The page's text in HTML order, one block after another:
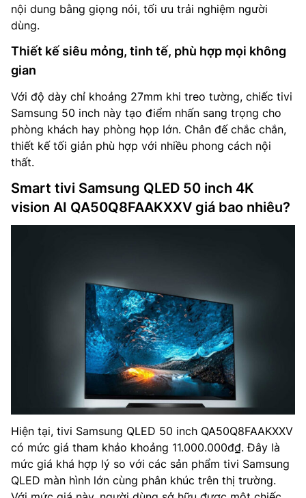
nội dung bằng giọng nói, tối ưu trải nghiệm người
dùng.
Thiết kế siêu mỏng, tinh tế, phù hợp mọi không
gian
Với độ dày chỉ khoảng 27mm khi treo tường, chiếc tivi
Samsung 50 inch này tạo điểm nhấn sang trọng cho
phòng khách hay phòng họp lớn. Chân đế chắc chắn,
thiết kế tối giản phù hợp với nhiều phong cách nội
thất.
Smart tivi Samsung QLED 50 inch 4K
vision AI QA50Q8FAAKXXV giá bao nhiêu?
Hiện tại, tivi Samsung QLED 50 inch QA50Q8FAAKXXV
có mức giá tham khảo khoảng 11.000.000đ₫. Đây là
mức giá khá hợp lý so với các sản phẩm tivi Samsung
QLED màn hình lớn cùng phân khúc trên thị trường.